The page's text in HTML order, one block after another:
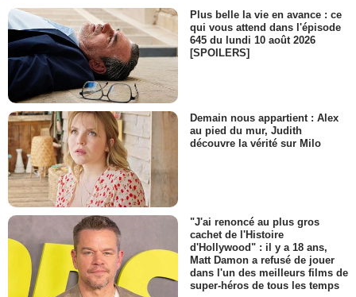
Plus belle la vie en avance : ce
qui vous attend dans l'épisode
645 du lundi 10 août 2026
[SPOILERS]
Demain nous appartient : Alex
au pied du mur, Judith
découvre la vérité sur Milo
"J'ai renoncé au plus gros
cachet de l'Histoire
d'Hollywood" : il y a 18 ans,
Matt Damon a refusé de jouer
dans l'un des meilleurs films de
super-héros de tous les temps